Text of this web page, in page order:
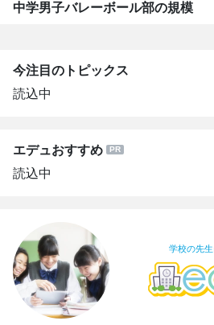
中学男子バレーボール部の規模
今注目のトピックス
読込中
エデュおすすめ
読込中
学校の先